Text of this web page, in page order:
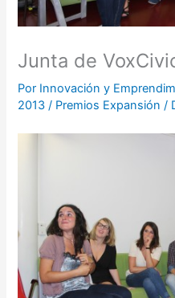
Junta de
Por Innovación y
2013/ Premios Expansión /